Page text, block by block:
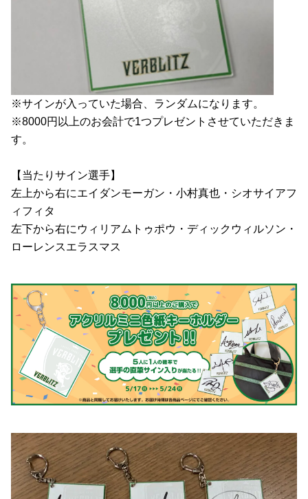
※サインが入っていた場合、ランダムになります。
※8000円以上のお会計で1つプレゼントさせていただきま
す。
【当たりサイン選手】
左上から右にエイダンモーガン・小村真也・シオサイアフ
ィフィタ
左下から右にウィリアムトゥポウ・ディックウィルソン・
ローレンスエラスマス